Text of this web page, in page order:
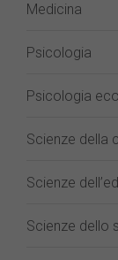
Medicina
Psicologia
Psicologia
Scienze della
Scienze
Scienze dello